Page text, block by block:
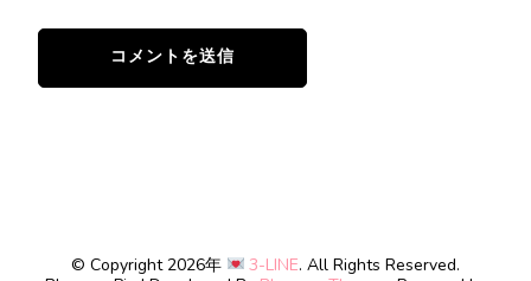
© Copyright 2026年 3-LINE. All Rights Reserved.